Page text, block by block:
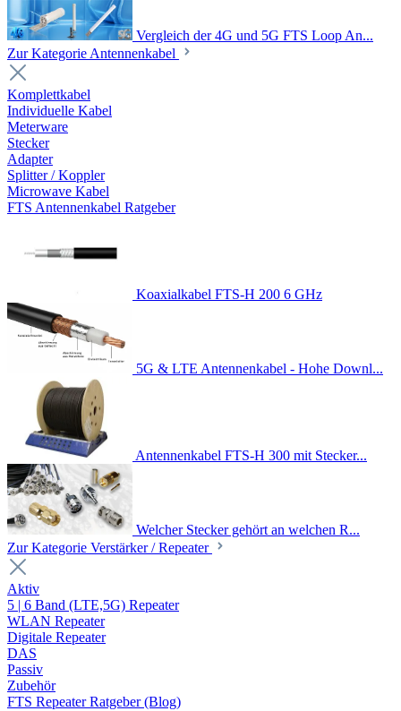
Vergleich der 4G und 5G FTS Loop An...
Zur Kategorie Antennenkabel
Komplettkabel
Individuelle Kabel
Meterware
Stecker
Adapter
Splitter / Koppler
Microwave Kabel
FTS Antennenkabel Ratgeber
Koaxialkabel FTS-H 200 6 GHz
5G & LTE Antennenkabel - Hohe Downl...
Antennenkabel FTS-H 300 mit Stecker...
Welcher Stecker gehört an welchen R...
Zur Kategorie Verstärker / Repeater
Aktiv
5 | 6 Band (LTE,5G) Repeater
WLAN Repeater
Digitale Repeater
DAS
Passiv
Zubehör
FTS Repeater Ratgeber (Blog)